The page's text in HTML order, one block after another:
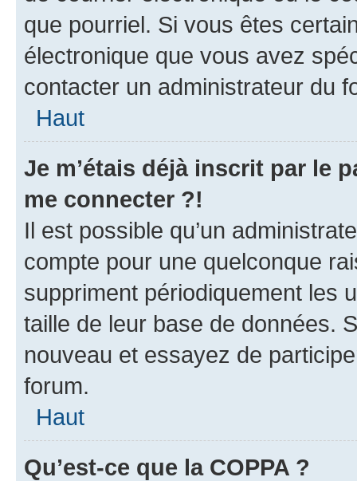
que pourriel. Si vous êtes
électronique que vous avez
contacter un administrateur du
Haut
Je m’étais déjà inscrit par le
me connecter ?!
Il est possible qu’un
compte pour une quelconque
suppriment périodiquement les
taille de leur base de données.
nouveau et essayez de
forum.
Haut
Qu’est-ce que la COPPA ?